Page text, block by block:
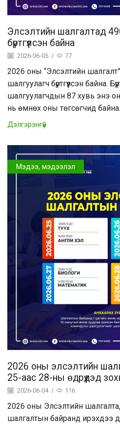
Элсэлтийн шалгалтад
бүртгүүлсэн байна
2026-06-05 / 77
2026 оны “Элсэлтийн
шалгуулагч бүртгүүлсэн байна.
шалгуулагчдын 87 хувь энэ
нь өмнөх оны төгсөгчид
Дэлгэрэнгүй
Мэдээ, мэдээлэл
2026 оны элсэлтийн
25-аас 28-ны өдрүүдэд
2026-06-04 / 116
2026 оны Элсэлтийн шалгалтад
шалгалтын байранд ирэхдээ